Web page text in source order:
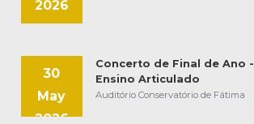
2026
30
May
2026
Concerto de Final de Ano -
Ensino Articulado
Auditório Conservatório de Fátima